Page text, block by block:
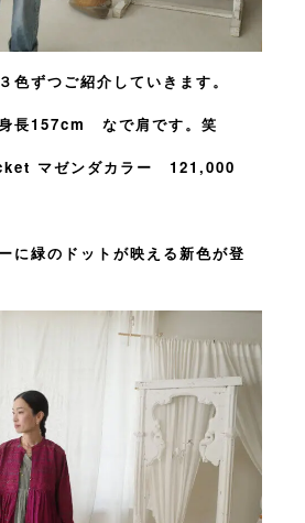
色ずつご紹介していきます。
長157cm なで肩です。笑
マゼンダカラー 121,000
に緑のドットが映える新色が登